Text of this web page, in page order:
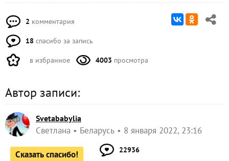
2 комментария
18 спасибо за запись
в избранное 4003 просмотра
Автор записи:
Svetababylia
Светлана Беларусь 8 января 2022, 23:16
Сказать спасибо! 22936